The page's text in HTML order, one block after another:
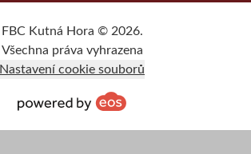
FBC Kutná Hora © 2026.
Všechna práva vyhrazena
Nastavení cookie souborů